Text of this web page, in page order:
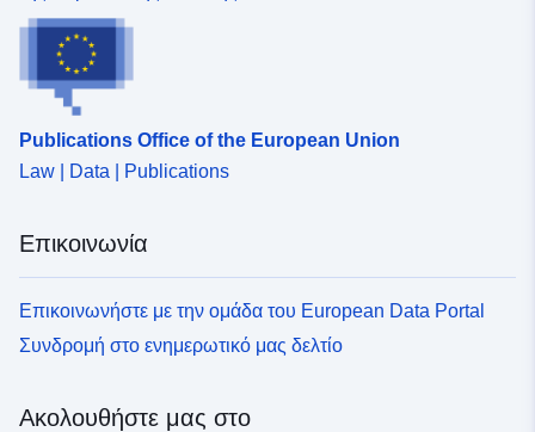
Publications Office of the European Union
Law | Data | Publications
Επικοινωνία
Επικοινωνήστε με την ομάδα του European Data Portal
Συνδρομή στο ενημερωτικό μας δελτίο
Ακολουθήστε μας στο